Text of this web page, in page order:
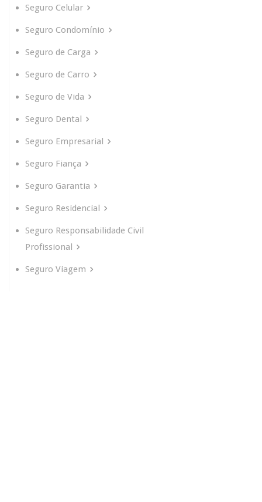
Seguro Celular
Seguro Condomínio
Seguro de Carga
Seguro de Carro
Seguro de Vida
Seguro Dental
Seguro Empresarial
Seguro Fiança
Seguro Garantia
Seguro Residencial
Seguro Responsabilidade Civil
Profissional
Seguro Viagem